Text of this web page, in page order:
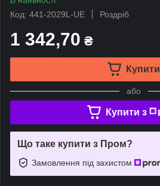
Код: 441-2029L-UE
Роздріб
1 342,70 ₴
Купити
або
Купити з
Що таке купити з Пром?
Замовлення під захистом